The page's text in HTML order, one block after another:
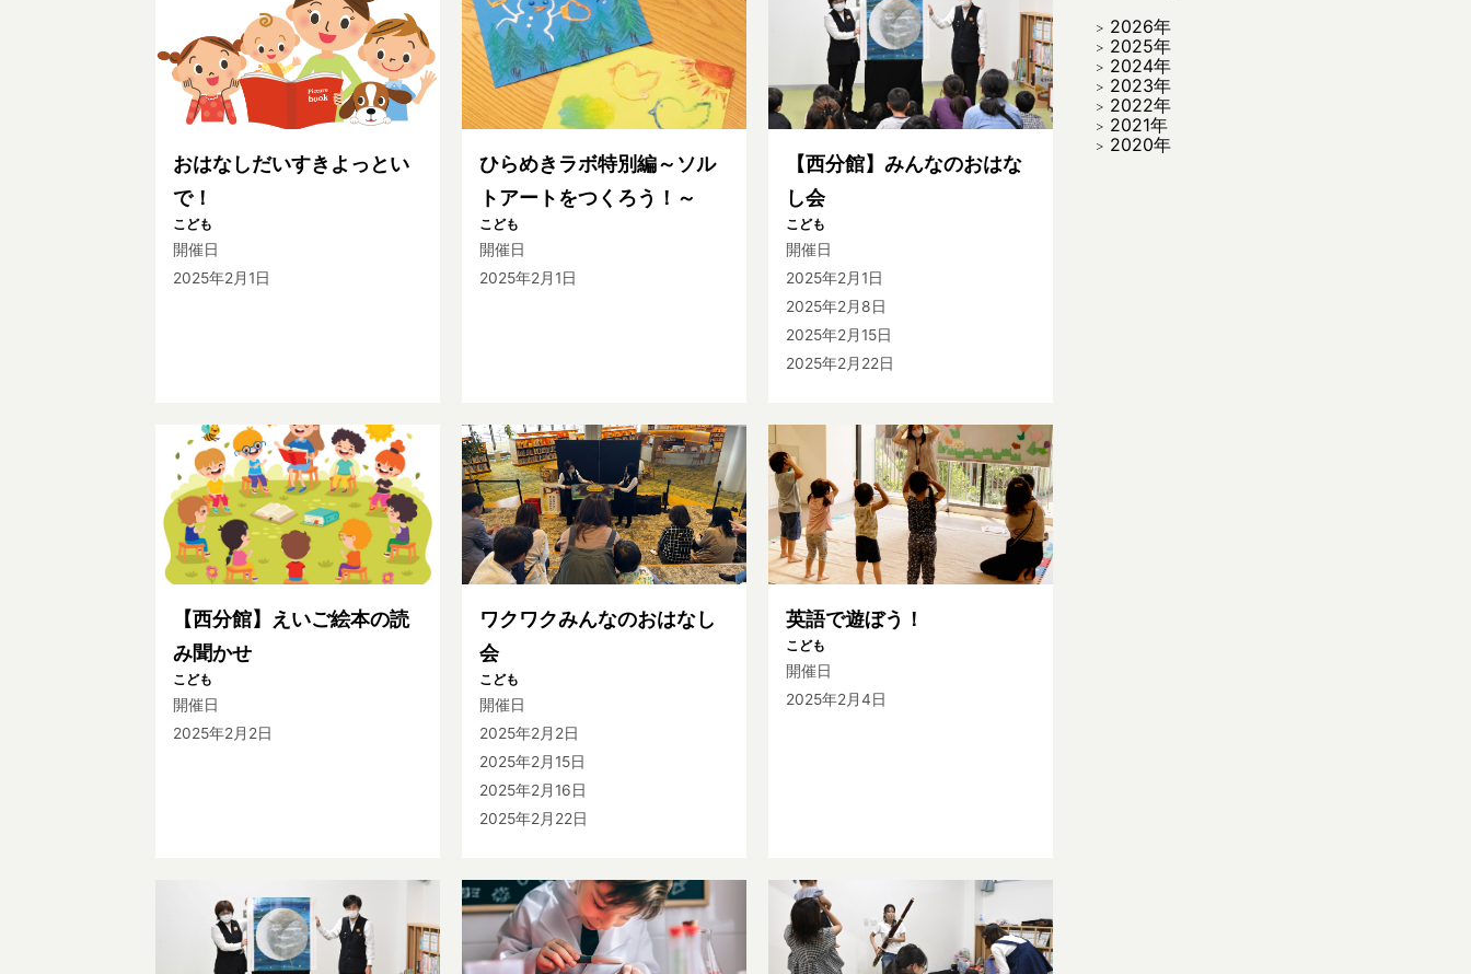
おはなしだいすきよっとい
で！
こども
開催日
2025年2月1日
ひらめきラボ特別編～ソル
トアートをつくろう！～
こども
開催日
2025年2月1日
【西分館】みんなのおはな
し会
こども
開催日
2025年2月1日
2025年2月8日
2025年2月15日
2025年2月22日
【西分館】えいご絵本の読
み聞かせ
こども
開催日
2025年2月2日
ワクワクみんなのおはなし
会
こども
開催日
2025年2月2日
2025年2月15日
2025年2月16日
2025年2月22日
英語で遊ぼう！
こども
開催日
2025年2月4日
2026年
2025年
2024年
2023年
2022年
2021年
2020年